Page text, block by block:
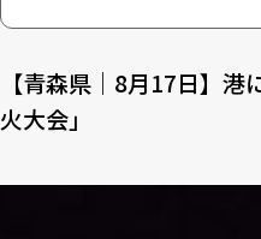
【青森県｜8月17日】
火大会」